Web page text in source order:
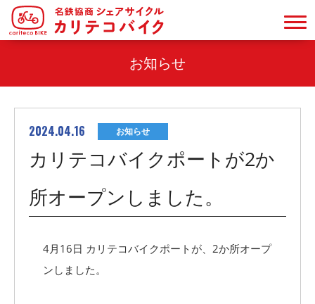
お知らせ
2024.04.16 お知らせ
カリテコバイクポートが2か
所オープンしました。
4月16日 カリテコバイクポートが、2か所オープ
ンしました。